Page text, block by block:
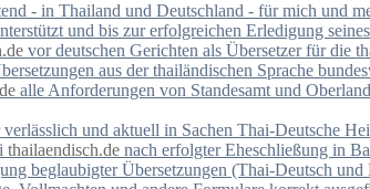
- in Thailand und Deutschland - für mich und
und bis zur erfolgreichen Erledigung
vor deutschen Gerichten als Übersetzer für die
aus der thailändischen Sprache
alle Anforderungen von Standesamt und
verlässlich und aktuell in Sachen Thai-Deutsche
thailaendisch.de nach erfolgter Eheschließung in
beglaubigter Übersetzungen (Thai-Deutsch